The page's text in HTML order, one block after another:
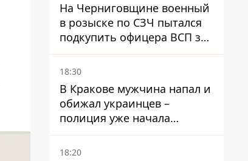
На Черниговщине военный
в розыске по СЗЧ пытался
подкупить офицера ВСП за
40 тысяч гривен
18:30
В Кракове мужчина напал и
обижал украинцев –
полиция уже начала
расследование
18:20